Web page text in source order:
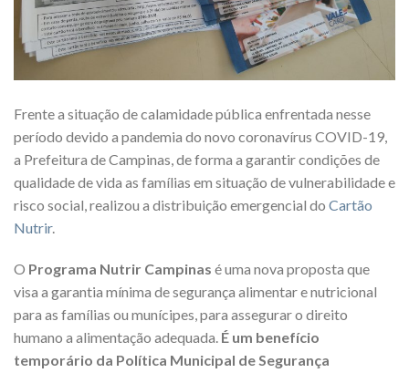
Frente a situação de calamidade pública enfrentada nesse
período devido a pandemia do novo coronavírus COVID-19,
a Prefeitura de Campinas, de forma a garantir condições de
qualidade de vida as famílias em situação de vulnerabilidade e
risco social, realizou a distribuição emergencial do Cartão
Nutrir.
O Programa Nutrir Campinas é uma nova proposta que
visa a garantia mínima de segurança alimentar e nutricional
para as famílias ou munícipes, para assegurar o direito
humano a alimentação adequada. É um benefício
temporário da Política Municipal de Segurança